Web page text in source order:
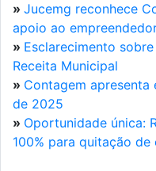
» Jucemg reconhece
apoio ao
» Esclarecimento
Receita Municipal
» Contagem
de 2025
» Oportunidade única:
100% para quitação de